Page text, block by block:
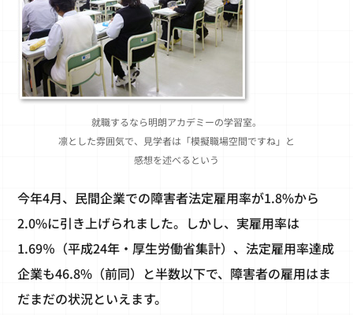
就職するなら明朗アカデミーの学習室。
凛とした雰囲気で、見学者は「模擬職場空間ですね」と
感想を述べるという
今年4月、民間企業での障害者法定雇用率が1.8%から
2.0%に引き上げられました。しかし、実雇用率は
1.69％（平成24年・厚生労働省集計）、法定雇用率達成
企業も46.8%（前同）と半数以下で、障害者の雇用はま
だまだの状況といえます。